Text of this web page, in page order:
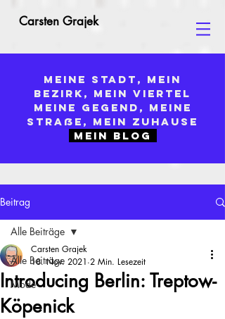
Carsten Grajek
MEINE STADT, MEIN
BEZIRK, MEIN VIERTEL
MEINE GEGEND, MEINE
STRAße, MEIN ZUHAUSE
MEIN BLOG
Beitrag
Alle Beiträge
Mode
Alle Beiträge
Introducing Berlin: Treptow-
Köpenick
Carsten Grajek
18. Nov. 2021 2 Min. Lesezeit